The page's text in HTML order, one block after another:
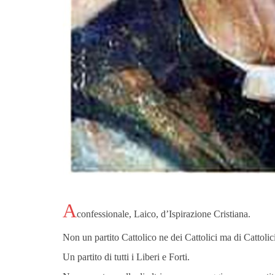
Aconfessionale, Laico, d’Ispirazione Cristiana.
Non un partito Cattolico ne dei Cattolici ma di
Un partito di tutti i Liberi e Forti.